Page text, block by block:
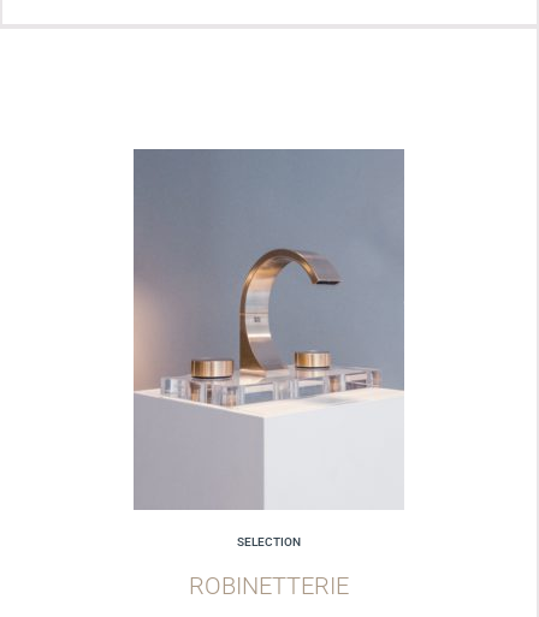
SELECTION
ROBINETTERIE